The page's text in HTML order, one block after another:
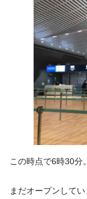
この時点で6時30分。
まだオープンして